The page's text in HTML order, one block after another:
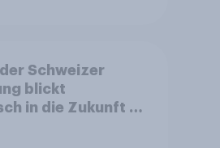
Schweizer
blickt
in die Zukunft –